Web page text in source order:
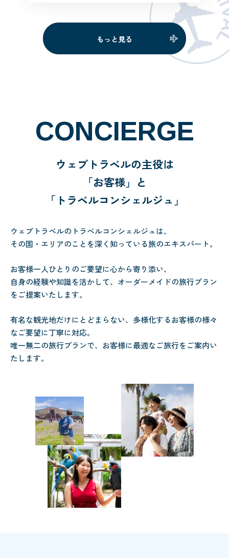
き、納得できるプランを立てて頂く
ことが出来ました。 1ヶ月間の旅行の
間も連絡を頂き、トラブルの際も丁
寧に案内をして下さり、無 […]
もっと見る
CONCIERGE
ウェブトラベルの主役は
「お客様」と
「トラベルコンシェルジュ」
ウェブトラベルのトラベルコンシェルジュは、
その国・エリアのことを深く知っている旅のエキスパート。
お客様一人ひとりのご要望に心から寄り添い、
自身の経験や知識を活かして、オーダーメイドの旅行プラン
をご提案いたします。
有名な観光地だけにとどまらない、多様化するお客様の様々
なご要望に丁寧に対応。
唯一無二の旅行プランで、お客様に最適なご旅行をご案内い
たします。